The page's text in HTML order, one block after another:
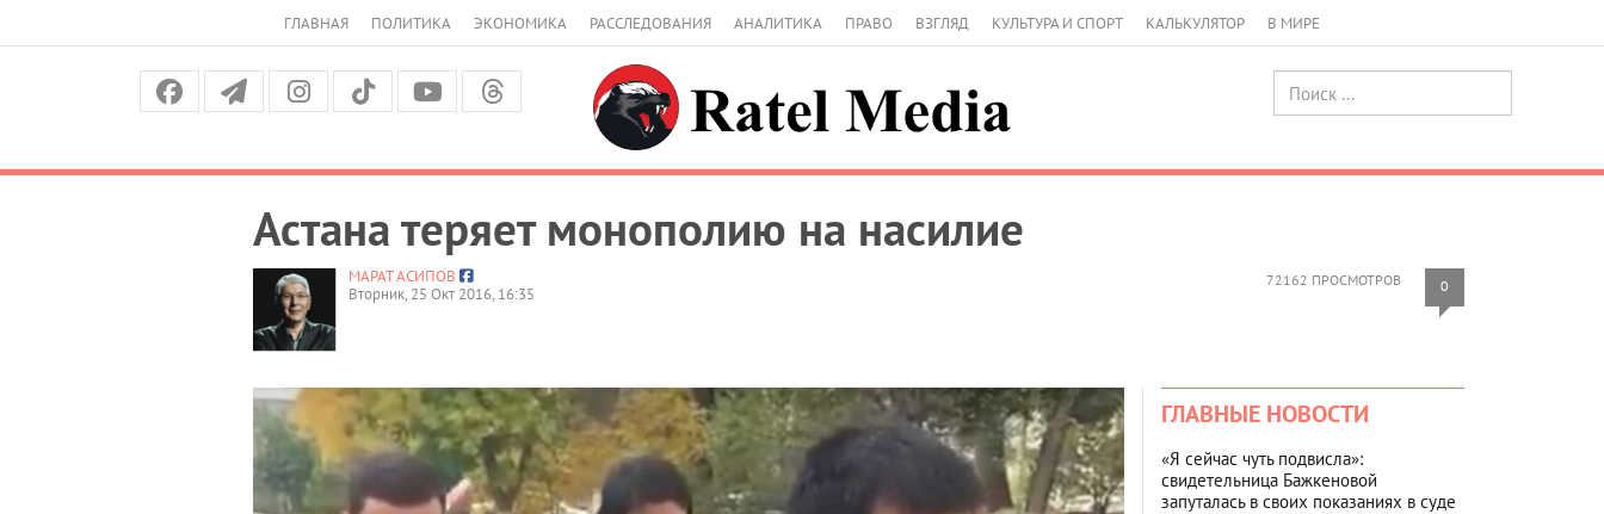
ГЛАВНАЯ ПОЛИТИКА ЭКОНОМИКА РАССЛЕДОВАНИЯ АНАЛИТИКА ПРАВО ВЗГЛЯД КУЛЬТУРА И СПОРТ КАЛЬКУЛЯТОР В МИРЕ
Астана теряет монополию на насилие
72162 ПРОСМОТРОВ 0
МАРАТ АСИПОВ
Вторник, 25 Окт 2016, 16:35
ГЛАВНЫЕ НОВОСТИ
«Я сейчас чуть подвисла»:
свидетельница Бажкеновой
запуталась в своих показаниях в суде